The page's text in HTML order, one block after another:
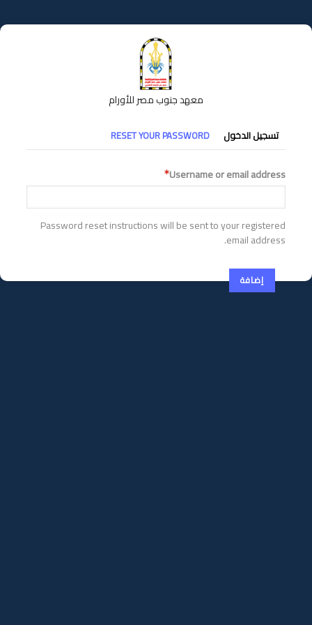
إلى
المحتوى
معهد جنوب مصر للأورام
التبويبات
الأساسية
تسجيل الدخول RESET YOUR PASSWORD
Username or email address
Password reset instructions will be sent to your registered
email address.